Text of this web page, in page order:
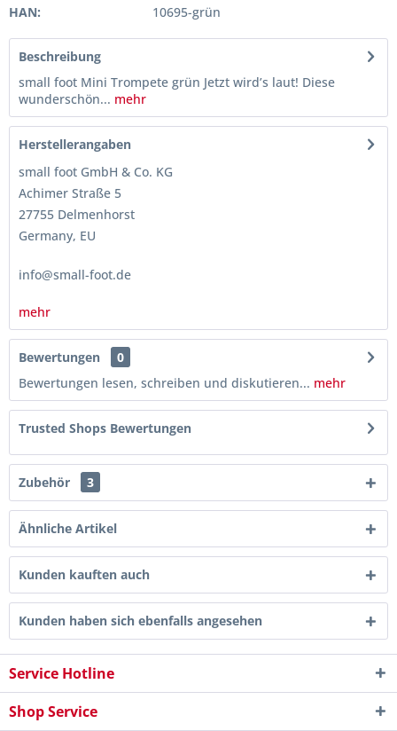
HAN:
10695-grün
Beschreibung
small foot Mini Trompete grün Jetzt wird’s laut! Diese
wunderschön... mehr
Herstellerangaben
small foot GmbH & Co. KG
Achimer Straße 5
27755 Delmenhorst
Germany, EU
info@small-foot.de
mehr
Bewertungen
0
Bewertungen lesen, schreiben und diskutieren... mehr
Trusted Shops Bewertungen
Zubehör 3
Ähnliche Artikel
Kunden kauften auch
Kunden haben sich ebenfalls angesehen
Service Hotline
Shop Service